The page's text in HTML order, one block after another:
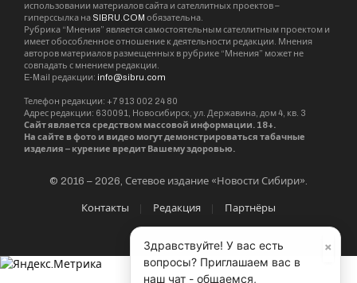
использовании материалов сайта и сателлитных проектов –
гиперссылка на SIBRU.COM обязательна.
Рубрика “Мнения” является самостоятельным сателлитным проектом и
имеет обособленное отношение к деятельности редакции. Мнения
авторов материалов размещенных в рубрике “Мнения” может не
совпадать с мнением редакции.
E-Mail редакции: info@sibru.com
Телефон редакции: +7 913 002 24 80
Адрес редакции: 630091, Новосибирск, ул. Державина, дом 4, кв. 3
Сайт является средством массовой информации. 18+.
На сайте в фото и видео могут демонстрироваться табачные
изделия – курение вредит Вашему здоровью.
© 2016 – 2026, Сетевое издание «Новости Сибири».
Контакты Редакция Партнёры
×
Здравствуйте! У вас есть
вопросы? Приглашаем вас в
наш чат - общаемся,